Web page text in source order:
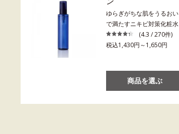
ゆらぎがちな肌をうるおい
で満たすニキビ対策化粧水
(4.3 / 270件)
税込1,430円～1,650円
商品を選ぶ